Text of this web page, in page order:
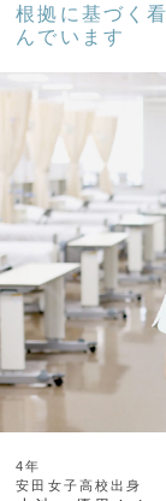
根拠に基づく
んでいます
4年
安田女子高校出身